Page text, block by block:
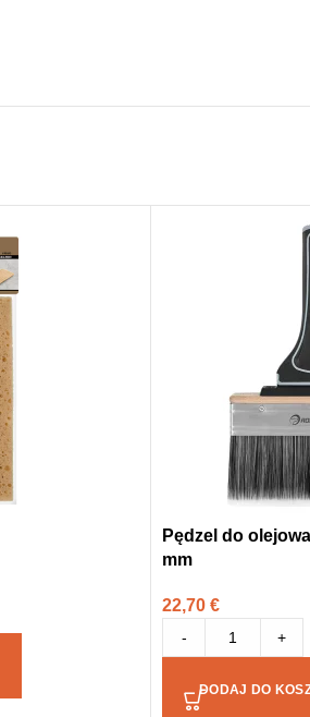
Pędzel do
mm
22,70 €
- +
DODAJ DO